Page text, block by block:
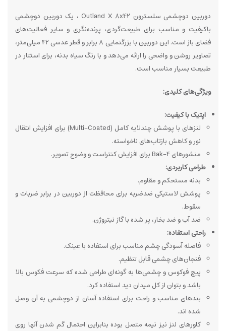
دوربین دوچشمی سلسترون Outland X 8x42 ، یک دوربین دوچشمی
باکیفیت و مناسب برای طبیعت‌گردی، پرنده‌نگری و سایر فعالیت‌های
فضای باز است. این دوربین با بزرگنمایی 8 برابر و قطر عدسی 42 میلی‌متر،
تصاویر روشن و واضحی را ارائه می‌دهد و با رنگ سیاه بدنه، برای استتار در
طبیعت بسیار مناسب است.
ویژگی‌های کلیدی:
اپتیک با کیفیت:
لنزهای با پوشش چندلایه کامل (Multi-Coated) برای افزایش انتقال
نور و کاهش بازتاب‌های ناخواسته.
منشورهای Bak-4 برای افزایش کنتراست و وضوح تصویر.
طراحی کاربردی:
بدنه مستحکم و مقاوم.
پوشش لاستیکی ضدضربه برای محافظت از دوربین در برابر ضربات و
سقوط.
ضد آب و ضد بخار، پر شده با گاز نیتروژن.
راحتی استفاده:
فاصله آسودگی چشم مناسب برای استفاده با عینک.
فنجان‌های چشمی قابل تنظیم.
پیچ فوکوس و چشمی‌ها به گونه‌ای طراحی شده که سرعت فکوس بالا
باشد و بتوان از کل میدان دید استفاده کرد.
بندهای مناسب و راحت برای استفاده آسان از دوچشمی به آن وصل
شده اند.
کاورهای لنز نیز نیمه متصل بوده بنابراین احتمال گم شدن آنها روی